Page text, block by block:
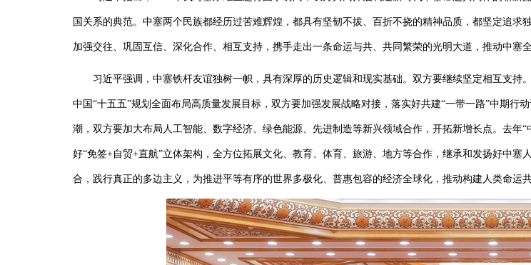
国关系的典范。中塞两个民族都经历过苦难辉煌，都具有坚韧不拔、百折不挠的精神品质，都坚定追
加强交往、巩固互信、深化合作、相互支持，携手走出一条命运与共、共同繁荣的光明大道，推动中塞
习近平强调，中塞铁杆友谊独树一帜，具有深厚的历史逻辑和现实基础。双方要继续坚定相互支持
中国“十五五”规划全面布局高质量发展目标，双方要加强发展战略对接，落实好共建“一带一路”中期
潮，双方要加大布局人工智能、数字经济、绿色能源、先进制造等新兴领域合作，开拓新增长点。去年
好“免签+自贸+直航”立体架构，全方位拓展文化、教育、体育、旅游、地方等合作，继承和发扬好中
合，践行真正的多边主义，为推进平等有序的世界多极化、普惠包容的经济全球化，推动构建人类命运